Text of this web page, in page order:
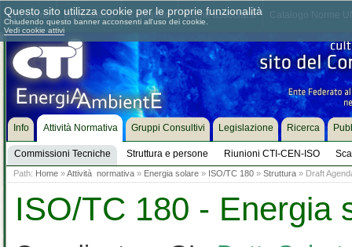
Chi siamo Dove siamo Contattaci Come associarsi
Info Attività Normativa
Commissioni Tecniche Struttura e persone Riunioni CTI-CEN-ISO
Gruppi Consultivi Legislazione Ricerca
Path: Home »Attività normativa » Energia solare » ISO/TC 180 » Struttura » Draft
ISO/TC 180 - Energia
Questo sito utilizza cookie per le proprie funzionalità
Chiudendo questo banner acconsenti all'uso dei cookie.
Vedi cookie attivi